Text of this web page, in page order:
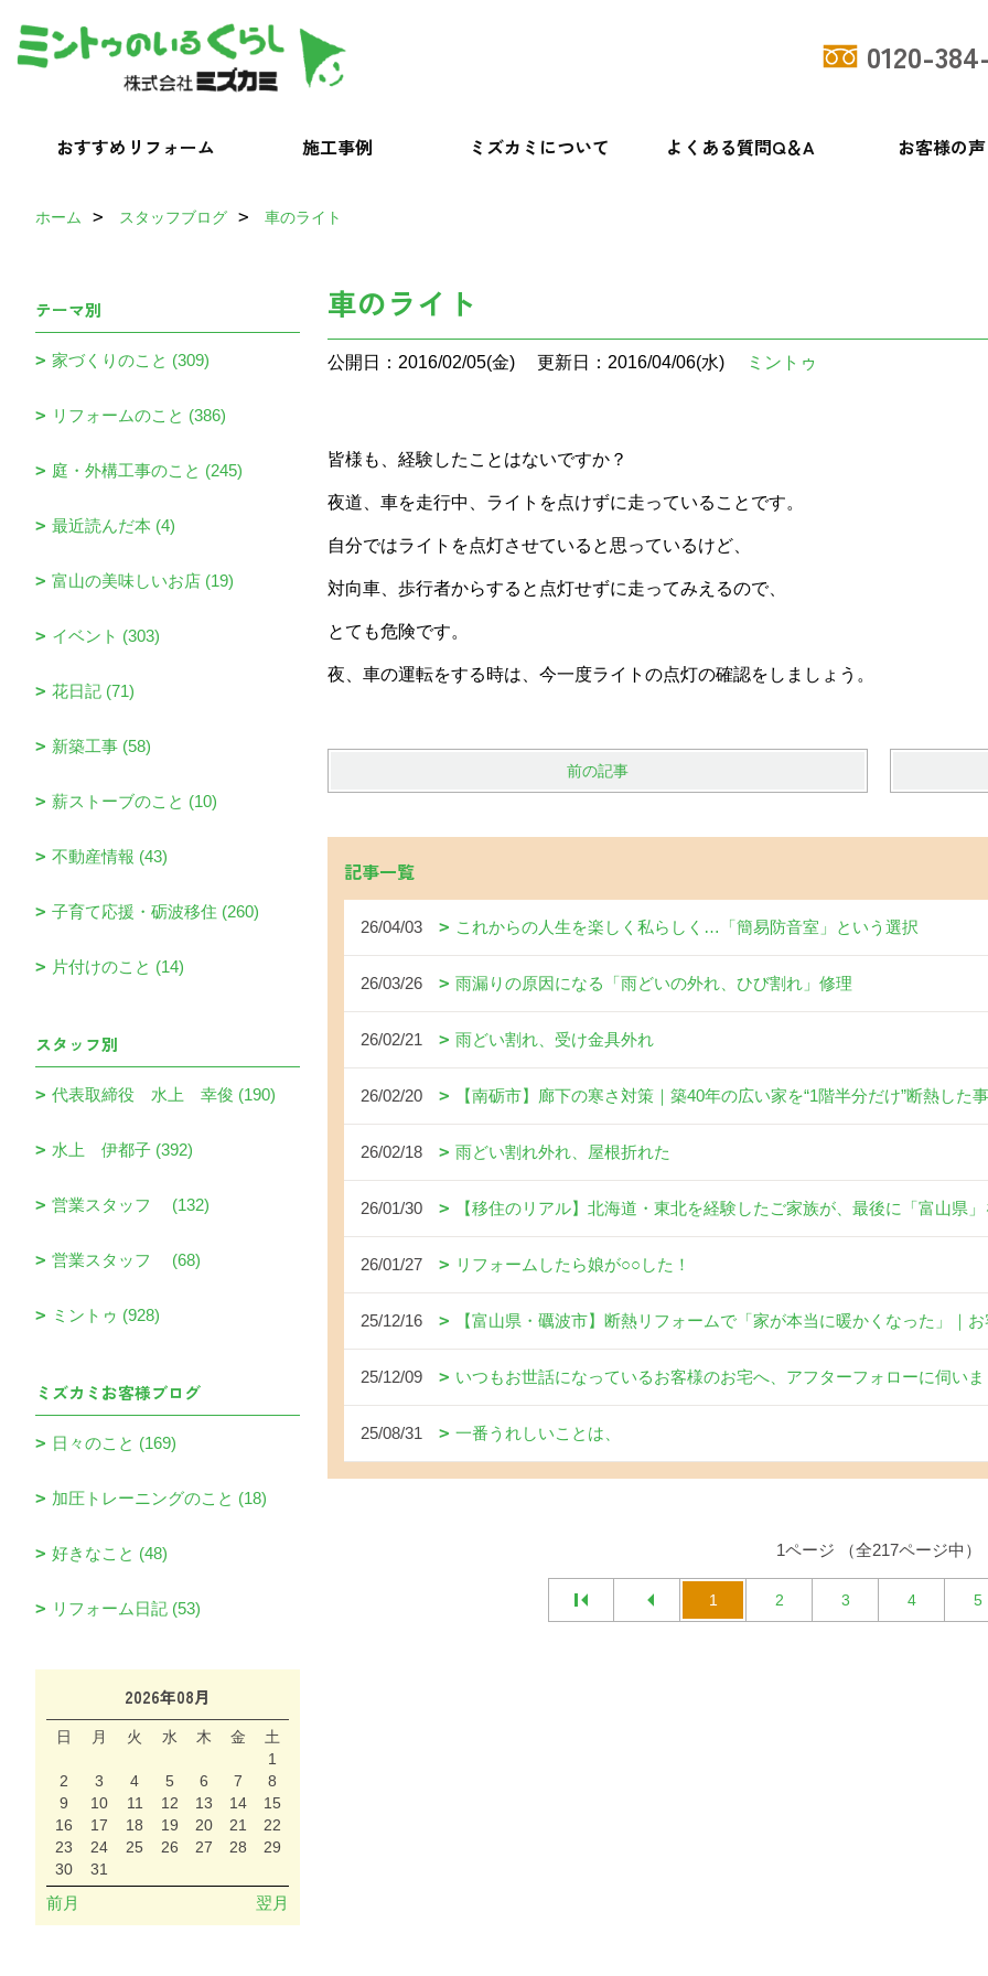
0120-
おすすめリフォーム 施工事例 ミズカミについて よくある質問Q＆A お客様の声
ホーム スタッフブログ 車のライト
車のライト
公開日：2016/02/05(金) 更新日：2016/04/06(水) ミントゥ
皆様も、経験したことはないですか？
夜道、車を走行中、ライトを点けずに走っていることです。
自分ではライトを点灯させていると思っているけど、
対向車、歩行者からすると点灯せずに走ってみえるので、
とても危険です。
夜、車の運転をする時は、今一度ライトの点灯の確認をしましょう。
前の記事
記事一覧
26/04/03 これからの人生を楽しく私らしく…「簡易防音室」という選択
26/03/26 雨漏りの原因になる「雨どいの外れ、ひび割れ」修理
26/02/21 雨どい割れ、受け金具外れ
26/02/20 【南砺市】廊下の寒さ対策｜築40年の広い家を“1階半分だけ”断熱した
26/02/18 雨どい割れ外れ、屋根折れた
26/01/30 【移住のリアル】北海道・東北を経験したご家族が、最後に「富山県
26/01/27 リフォームしたら娘が○○した！
25/12/16 【富山県・礪波市】断熱リフォームで「家が本当に暖かくなった」｜
25/12/09 いつもお世話になっているお客様のお宅へ、アフターフォローに伺い
25/08/31 一番うれしいことは、
1ページ （全217ページ中）
1 2 3 4 5
テーマ別
家づくりのこと (309)
リフォームのこと (386)
庭・外構工事のこと (245)
最近読んだ本 (4)
富山の美味しいお店 (19)
イベント (303)
花日記 (71)
新築工事 (58)
薪ストーブのこと (10)
不動産情報 (43)
子育て応援・砺波移住 (260)
片付けのこと (14)
スタッフ別
代表取締役 水上 幸俊 (190)
水上 伊都子 (392)
営業スタッフ (132)
営業スタッフ (68)
ミントゥ (928)
ミズカミお客様ブログ
日々のこと (169)
加圧トレーニングのこと (18)
好きなこと (48)
リフォーム日記 (53)
2026年08月
日 月 火 水 木 金
土
1
2
3 4 5 6 7
8
9
10 11 12 13 14
15
16
17 18 19 20 21
22
23
24 25 26 27 28
29
30
31
前月 翌月